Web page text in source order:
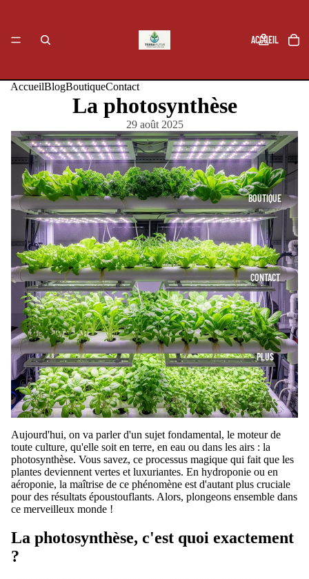
ACCUEIL
BOUTIQUE
CONTACT
PLUS
AccueilBlogBoutiqueContact
La photosynthèse
29 août 2025
Aujourd'hui, on va parler d'un sujet fondamental, le moteur de
toute culture, qu'elle soit en terre, en eau ou dans les airs : la
photosynthèse. Vous savez, ce processus magique qui fait que les
plantes deviennent vertes et luxuriantes. En hydroponie ou en
aéroponie, la maîtrise de ce phénomène est d'autant plus cruciale
pour des résultats époustouflants. Alors, plongeons ensemble dans
ce merveilleux monde !
La photosynthèse, c'est quoi exactement
?